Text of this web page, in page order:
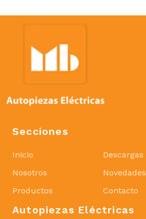
Secciones
Inicio
Nosotros
Productos
Descargas
Novedades
Contacto
Autopiezas Eléctricas